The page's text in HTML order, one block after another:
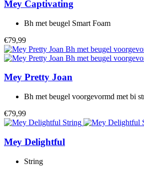
Mey Captivating
Bh met beugel Smart Foam
€79,99
Mey Pretty Joan
Bh met beugel voorgevormd met bi
€79,99
Mey Delightful
String